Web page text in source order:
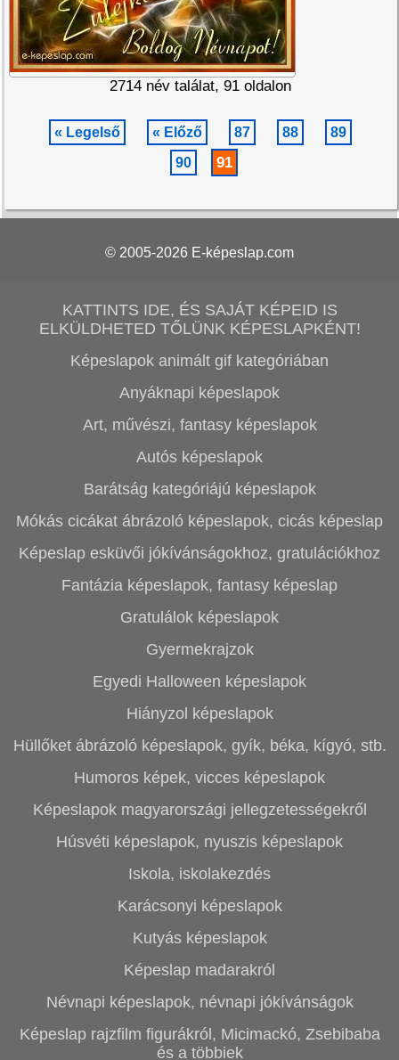
2714 név találat, 91 oldalon
« Legelső « Előző 87 88
89
90
91
© 2005-2026 E-képeslap.com
KATTINTS IDE, ÉS SAJÁT KÉPEID IS
ELKÜLDHETED TŐLÜNK KÉPESLAPKÉNT!
Képeslapok animált gif kategóriában
Anyáknapi képeslapok
Art, művészi, fantasy képeslapok
Autós képeslapok
Barátság kategóriájú képeslapok
Mókás cicákat ábrázoló képeslapok, cicás képeslap
Képeslap esküvői jókívánságokhoz, gratulációkhoz
Fantázia képeslapok, fantasy képeslap
Gratulálok képeslapok
Gyermekrajzok
Egyedi Halloween képeslapok
Hiányzol képeslapok
Hüllőket ábrázoló képeslapok, gyík, béka, kígyó, stb.
Humoros képek, vicces képeslapok
Képeslapok magyarországi jellegzetességekről
Húsvéti képeslapok, nyuszis képeslapok
Iskola, iskolakezdés
Karácsonyi képeslapok
Kutyás képeslapok
Képeslap madarakról
Névnapi képeslapok, névnapi jókívánságok
Képeslap rajzfilm figurákról, Micimackó, Zsebibaba
és a többiek